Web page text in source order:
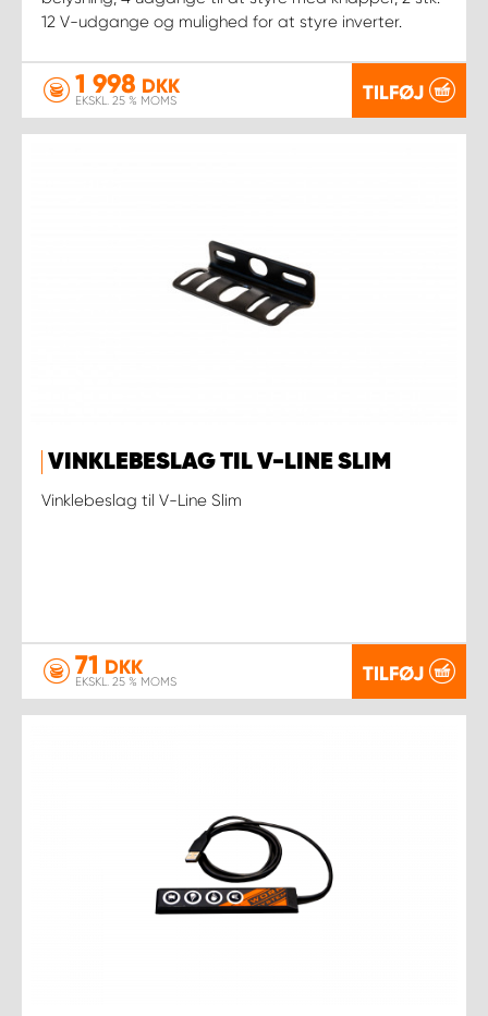
12 V-udgange og mulighed for at styre inverter.
1 998 DKK
EKSKL. 25 % MOMS TILFØJ
VINKLEBESLAG TIL V-LINE SLIM
Vinklebeslag til V-Line Slim
71 DKK
EKSKL. 25 % MOMS TILFØJ